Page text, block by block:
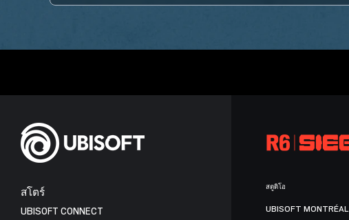
สโตร์
UBISOFT CONNECT
สตูดิโอ
UBISOFT MONTRÉAL